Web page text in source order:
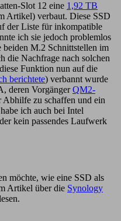
Slot 12 eine 1,92 TB
Artikel) verbaut. Diese SSD
der Liste für inkompatible
ich sie jedoch problemlos
M.2 Schnittstellen im
die Nachfrage nach solchen
Funktion nun auf die
berichtete) verbannt wurde
deren VorgängerQM2-
zu schaffen und ein
ich auch bei Intel
kein passendes Laufwerk
möchte, wie eine SSD als
Artikel über die Synology